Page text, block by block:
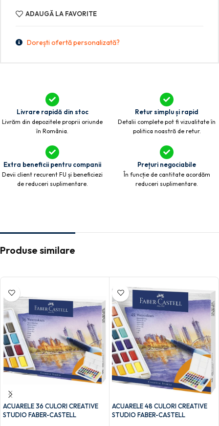
ADAUGĂ LA FAVORITE
Dorești ofertă personalizată?
Livrare rapidă din stoc
Livrăm din depozitele proprii oriunde
în România.
Retur simplu și rapid
Detalii complete pot fi vizualitate în
politica noastră de retur.
Extra beneficii pentru companii
Devii client recurent FU și beneficiezi
de reduceri suplimentare.
Prețuri negociabile
În funcție de cantitate acordăm
reduceri suplimentare.
Produse similare
ACUARELE 36 CULORI CREATIVE
STUDIO FABER-CASTELL
ACUARELE 48 CULORI CREATIVE
STUDIO FABER-CASTELL